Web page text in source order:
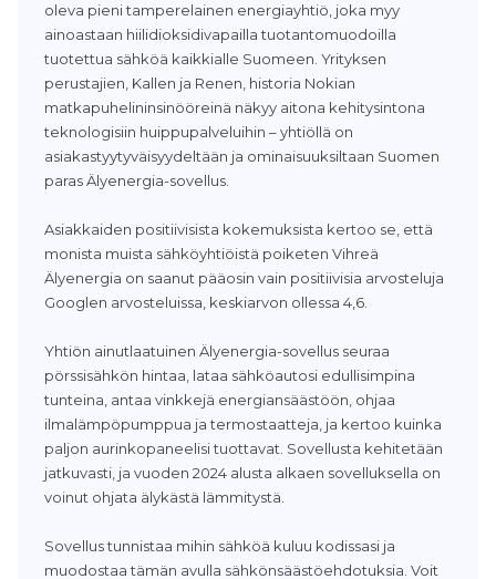
oleva pieni tamperelainen energiayhtiö, joka myy
ainoastaan hiilidioksidivapailla tuotantomuodoilla
tuotettua sähköä kaikkialle Suomeen. Yrityksen
perustajien, Kallen ja Renen, historia Nokian
matkapuhelininsinööreinä näkyy aitona kehitysintona
teknologisiin huippupalveluihin – yhtiöllä on
asiakastyytyväisyydeltään ja ominaisuuksiltaan Suomen
paras Älyenergia-sovellus.
Asiakkaiden positiivisista kokemuksista kertoo se, että
monista muista sähköyhtiöistä poiketen Vihreä
Älyenergia on saanut pääosin vain positiivisia arvosteluja
Googlen arvosteluissa, keskiarvon ollessa 4,6.
Yhtiön ainutlaatuinen Älyenergia-sovellus seuraa
pörssisähkön hintaa, lataa sähköautosi edullisimpina
tunteina, antaa vinkkejä energiansäästöön, ohjaa
ilmalämpöpumppua ja termostaatteja, ja kertoo kuinka
paljon aurinkopaneelisi tuottavat. Sovellusta kehitetään
jatkuvasti, ja vuoden 2024 alusta alkaen sovelluksella on
voinut ohjata älykästä lämmitystä.
Sovellus tunnistaa mihin sähköä kuluu kodissasi ja
muodostaa tämän avulla sähkönsäästöehdotuksia. Voit